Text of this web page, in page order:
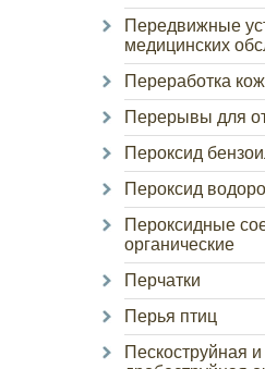
Передвижные
медицинских
Переработка
Перерывы для
Пероксид
Пероксид
Пероксидные
органические
Перчатки
Перья птиц
Пескоструйная и